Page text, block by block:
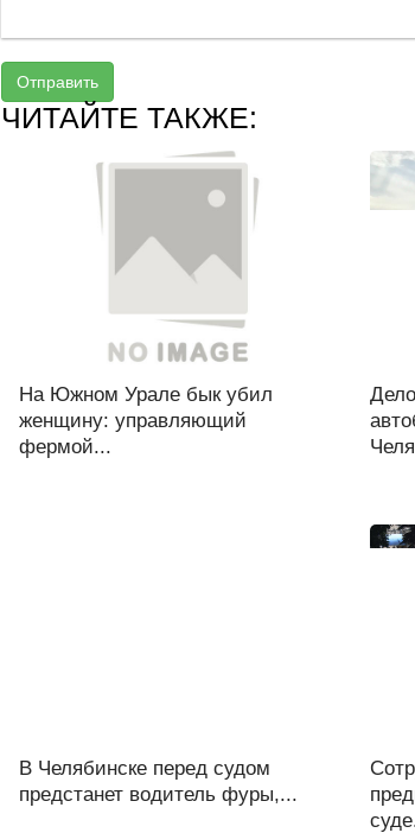
Отправить
ЧИТАЙТЕ ТАКЖЕ:
На Южном Урале бык убил
женщину: управляющий
фермой...
В Челябинске перед судом
предстанет водитель фуры,...